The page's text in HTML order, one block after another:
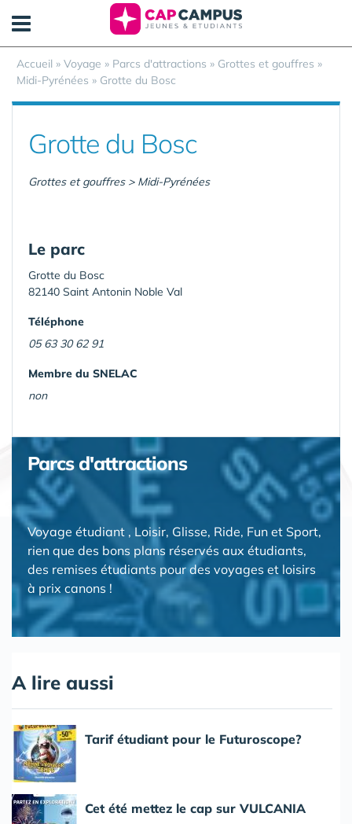
Accueil » Voyage » Parcs d'attractions » Grottes et gouffres »
Midi-Pyrénées » Grotte du Bosc
Grotte du Bosc
Grottes et gouffres > Midi-Pyrénées
Le parc
Grotte du Bosc
82140 Saint Antonin Noble Val
Téléphone
05 63 30 62 91
Membre du SNELAC
non
Parcs d'attractions
Voyage étudiant , Loisir, Glisse, Ride, Fun et Sport,
rien que des bons plans réservés aux étudiants,
des remises étudiants pour des voyages et loisirs
à prix canons !
A lire aussi
Tarif étudiant pour le Futuroscope?
Cet été mettez le cap sur VULCANIA
Panneau de gestion des cookies